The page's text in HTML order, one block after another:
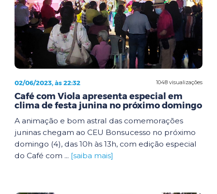
1048 visualizações
02/06/2023, às 22:32
Café com Viola apresenta especial em
clima de festa junina no próximo domingo
A animação e bom astral das comemorações
juninas chegam ao CEU Bonsucesso no próximo
domingo (4), das 10h às 13h, com edição especial
do Café com ... [saiba mais]